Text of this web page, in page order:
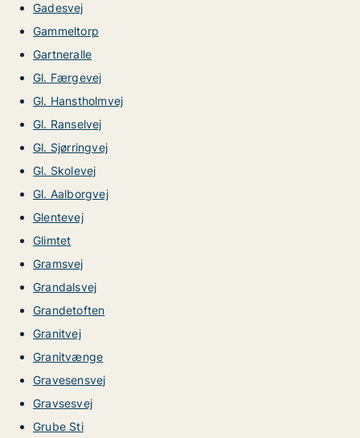
Gadesvej
Gammeltorp
Gartneralle
Gl. Færgevej
Gl. Hanstholmvej
Gl. Ranselvej
Gl. Sjørringvej
Gl. Skolevej
Gl. Aalborgvej
Glentevej
Glimtet
Gramsvej
Grandalsvej
Grandetoften
Granitvej
Granitvænge
Gravesensvej
Gravsesvej
Grube Sti